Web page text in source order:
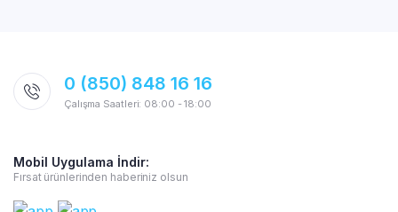
0 (850) 848 16 16
Çalışma Saatleri: 08:00 - 18:00
Mobil Uygulama İndir:
Fırsat ürünlerinden haberiniz olsun